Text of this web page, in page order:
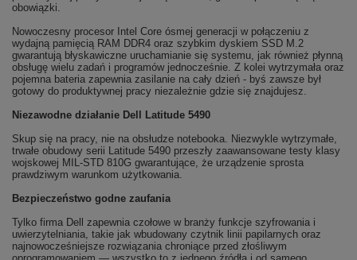
obowiązki.
Nowoczesny procesor Intel Core ósmej generacji w połączeniu z
wydajną pamięcią RAM DDR4 oraz szybkim dyskiem SSD M.2
gwarantują błyskawiczne uruchamianie się systemu, jak również płynną
obsługę wielu zadań i programów jednocześnie. Z kolei wytrzymała oraz
pojemna bateria zapewnia zasilanie na cały dzień - byś zawsze był
gotowy do produktywnej pracy niezależnie gdzie się znajdujesz.
Niezawodne działanie Dell Latitude 5490
Skup się na pracy, nie na obsłudze notebooka. Niezwykle wytrzymałe,
trwałe obudowy serii Latitude 5490 przeszły zaawansowane testy klasy
wojskowej MIL-STD 810G gwarantujące, że urządzenie sprosta
prawdziwym warunkom użytkowania.
Bezpieczeństwo godne zaufania
Tylko firma Dell zapewnia czołowe w branży funkcje szyfrowania i
uwierzytelniania, takie jak wbudowany czytnik linii papilarnych oraz
najnowocześniejsze rozwiązania chroniące przed złośliwym